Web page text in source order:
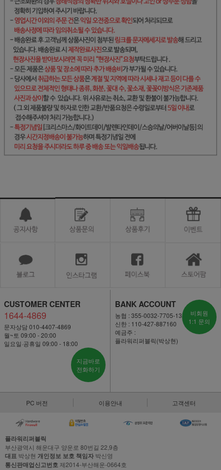
CUSTOMER CENTER
1644-4869
문자상담 010-4407-4869
월~토 09:00 - 20:00
일요일·공휴일 09:00 - 18:00
지금바로
전화하기
BANK ACCOUNT
농협 : 355-0032-7705-13
신한 : 110-427-887160
예금주 :
플라워리퍼블릭(박상현)
비회원
1:1 문의
PC 버전 이용안내 고객센터
플라워리퍼블릭
부산광역시 해운대구 양운로 80번길 22,9층
대표 박상현 개인정보 보호 책임자 박신영
통신판매업신고번호제2014-부산해운-0664호